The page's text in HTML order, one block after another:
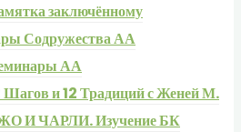
заключённому
Содружества АА
АА
Шагов и 12 Традиций с Женей М.
И ЧАРЛИ. Изучение БК